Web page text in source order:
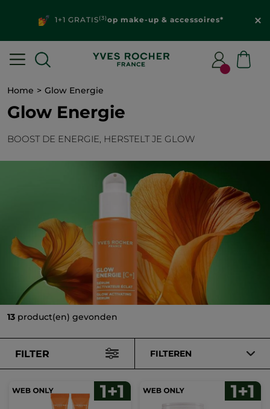
1+1 GRATIS(3)op make-up & accessoires*
Home Glow Energie
Glow Energie
BOOST DE ENERGIE, HERSTELT JE GLOW
13 product(en) gevonden
FILTER FILTEREN